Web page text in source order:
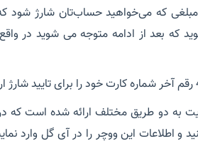
بعد از ادامه متوجه می شوید در
به دو طریق مختلف ارائه شده است که
و اطلاعات این ووچر را در آی گل وارد